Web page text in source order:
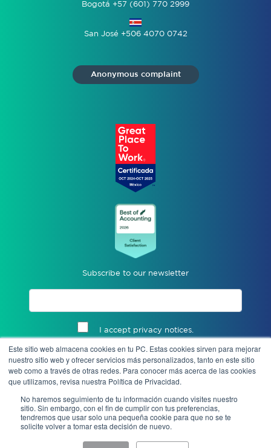
Este sitio web almacena cookies en tu PC. Estas cookies sirven para mejorar
nuestro sitio web y ofrecer servicios más personalizados, tanto en este sitio
web como a través de otras redes. Para conocer más acerca de las cookies
que utilizamos, revisa nuestra Política de Privacidad.
No haremos seguimiento de tu información cuando visites nuestro
sitio. Sin embargo, con el fin de cumplir con tus preferencias,
tendremos que usar solo una pequeña cookie para que no se te
solicite volver a tomar esta decisión de nuevo.
Bogotá +57 (601) 770 2999
San José +506 4070 0742
Anonymous complaint
Subscribe to our newsletter
I accept privacy notices.
Send